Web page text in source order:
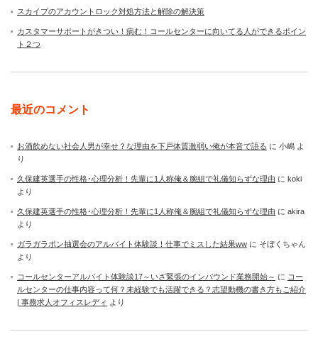
スカイプのアカウントロック対処方法と解除の解決策
カスタマーサポートがきつい！病む！コールセンターに向いてる人ができるポイン
ト２つ
最近のコメント
お酒飲めない社会人男が幸せ？な理由を下戸体質激弱い俺が本音で語る に 小嶋 よ
り
久保建英選手の性格･心理分析！先輩に1人称俺＆腕組で礼儀知らずな理由 に koki
より
久保建英選手の性格･心理分析！先輩に1人称俺＆腕組で礼儀知らずな理由 に akira
より
ガラガラポン抽選会のアルバイト体験談！仕事でミスした結果ww に そぼくちゃん
より
コールセンターアルバイト体験談17～いざ緊張のインバウンド業務開始～ に コー
ルセンターの仕事内容って何？未経験でも活躍できる？志望動機の書き方もご紹介
| 事務求人オフィスレディ より